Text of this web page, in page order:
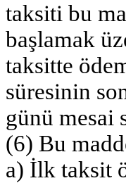
taksiti bu
başlamak
taksitte
süresinin
günü mesai
(6) Bu
a) İlk taksit